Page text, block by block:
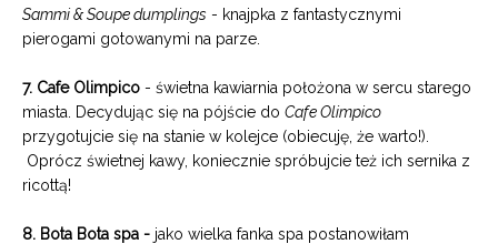
Sammi & Soupe dumplings - knajpka z fantastycznymi
pierogami gotowanymi na parze.
7. Cafe Olimpico - świetna kawiarnia położona w sercu starego
miasta. Decydując się na pójście do Cafe Olimpico
przygotujcie się na stanie w kolejce (obiecuję, że warto!).
Oprócz świetnej kawy, koniecznie spróbujcie też ich sernika z
ricottą!
8. Bota Bota spa - jako wielka fanka spa postanowiłam